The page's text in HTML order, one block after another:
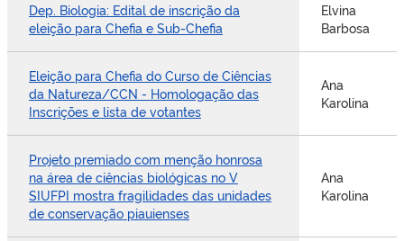
Dep. Biologia: Edital de inscrição da
eleição para Chefia e Sub-Chefia
Elvina
Barbosa
Eleição para Chefia do Curso de Ciências
da Natureza/CCN - Homologação das
Inscrições e lista de votantes
Ana
Karolina
Projeto premiado com menção honrosa
na área de ciências biológicas no V
SIUFPI mostra fragilidades das unidades
de conservação piauienses
Ana
Karolina